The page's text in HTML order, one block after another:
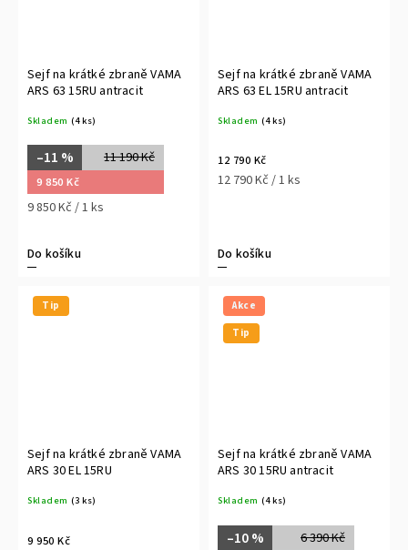
Sejf na krátké zbraně VAMA
ARS 63 15RU antracit
Skladem (4 ks)
11 190 Kč
–11 %
9 850 Kč
9 850 Kč / 1 ks
Do košíku
Sejf na krátké zbraně VAMA
ARS 63 EL 15RU antracit
Skladem (4 ks)
12 790 Kč
12 790 Kč / 1 ks
Do košíku
Tip
Sejf na krátké zbraně VAMA
ARS 30 EL 15RU
Skladem (3 ks)
9 950 Kč
Akce
Tip
Sejf na krátké zbraně VAMA
ARS 30 15RU antracit
Skladem (4 ks)
6 390 Kč
–10 %